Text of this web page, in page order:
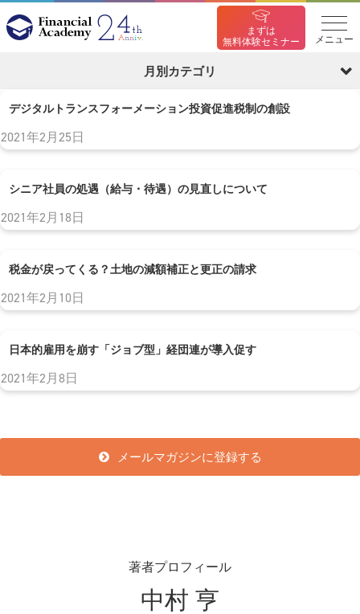
まずは
無料体験セミナー
メニュー
月別カテゴリ
デジタルトランスフォーメーション投資促進税制の創設
2021年2月25日
シニア社員の処遇（給与・待遇）の見直しについて
2021年2月18日
税金が戻ってくる？土地の減額補正と更正の請求
2021年2月10日
日本的雇用を崩す「ジョブ型」経団連が導入促す
2021年2月8日
メールマガジンに登録する
著者プロフィール
中村 亨